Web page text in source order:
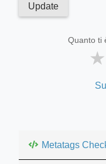
Update
Quanto ti
★
Metatags